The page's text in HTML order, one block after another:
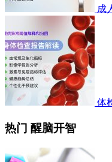
成
体
热门 醒脑开智